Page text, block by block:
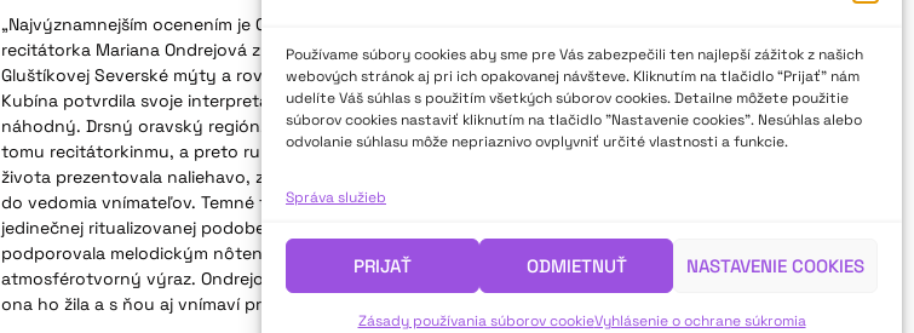
Používame súbory cookies aby sme pre Vás zabezpečili ten najlepší zážitok z našich
webových stránok aj pri ich opakovanej návšteve. Kliknutím na tlačidlo “Prijať” nám
udelíte Váš súhlas s použitím všetkých súborov cookies. Detailne môžete použitie
súborov cookies nastaviť kliknutím na tlačidlo "Nastavenie cookies". Nesúhlas alebo
odvolanie súhlasu môže nepriaznivo ovplyvniť určité vlastnosti a funkcie.
Správa služieb
PRIJAŤ ODMIETNUŤ NASTAVENIE COOKIES
Zásady používania súborov cookieVyhlásenie o ochrane súkromia
„Najvýznamnejším ocenením je Cena poroty. Tohto roku ju získala vynikajúca
recitátorka Mariana Ondrejová z Litmanovej. Predstavila sa s básňou Oľgy
Gluštíkovej Severské mýty a rovnako ako na 70. ročníku Hviezdoslavovho
Kubína potvrdila svoje interpretačné kvality. Výber básne očividne nebol
náhodný. Drsný oravský región, odkiaľ pochádza autorka, nie je nepodobný
tomu recitátorkinmu, a preto rurálne motívy, goralské tajomstvá, tvrdé hrany
života prezentovala naliehavo, zvnútornene, sugestívne tak, že sa priam vbíjala
do vedomia vnímateľov. Temné tajomné životné aspekty autorky podávala v
jedinečnej ritualizovanej podobe, mágiu slova a z nej vyplývajúce obrazy
podporovala melodickým nôtením oravskej piesne, čo jej dodalo silne
atmosférotvorný výraz. Ondrejová akoby text nerecitovala, ona ho dýchala,
ona ho žila a s ňou aj vnímaví prítomní,“ píše porotkyňa Ľubica Bekéniová.